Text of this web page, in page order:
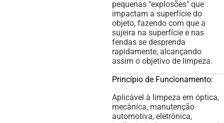
pequenas "explosões" que
impactam a superfície do
objeto, fazendo com que a
sujeira na superfície e nas
fendas se desprenda
rapidamente, alcançando
assim o objetivo de limpeza.
Princípio de Funcionamento:
Aplicável à limpeza em óptica,
mecânica, manutenção
automotiva, eletrônica,